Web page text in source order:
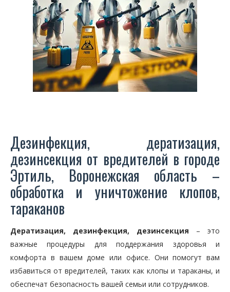
Дезинфекция, дератизация,
дезинсекция от вредителей в городе
Эртиль, Воронежская область –
обработка и уничтожение клопов,
тараканов
Дератизация, дезинфекция, дезинсекция – это
важные процедуры для поддержания здоровья и
комфорта в вашем доме или офисе. Они помогут вам
избавиться от вредителей, таких как клопы и тараканы, и
обеспечат безопасность вашей семьи или сотрудников.